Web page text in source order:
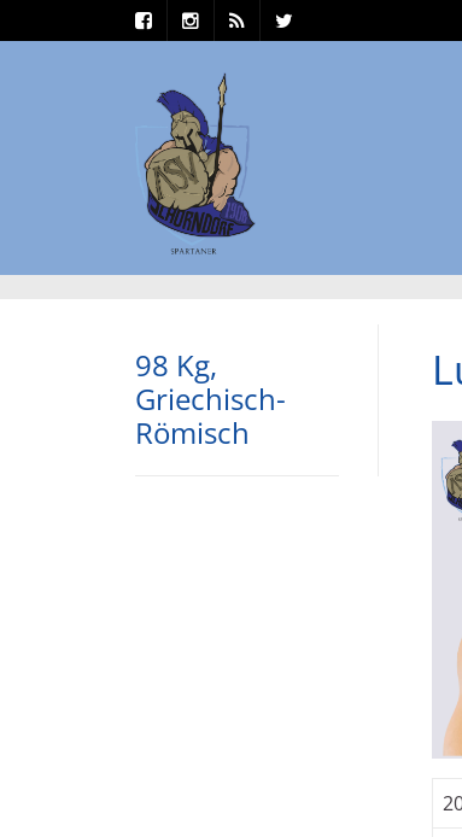
98 Kg,
Griechisch-
Römisch